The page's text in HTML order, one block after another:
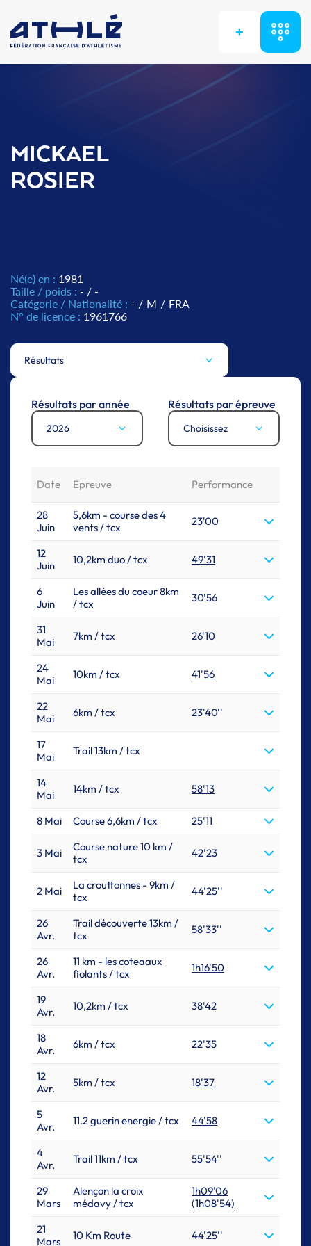
+
MICKAEL
ROSIER
Né(e) en : 1981
Taille / poids : - / -
Catégorie / Nationalité : - / M / FRA
N° de licence : 1961766
Résultats
Résultats par année
2026
Résultats par épreuve
Choisissez
Date Epreuve Performance
28
Juin
5,6km - course des 4
vents / tcx
23'00
12
Juin
10,2km duo / tcx 49'31
6
Juin
Les allées du coeur 8km
/ tcx
30'56
31
Mai
7km / tcx 26'10
24
Mai
10km / tcx 41'56
22
Mai
6km / tcx 23'40''
17
Mai
Trail 13km / tcx
14
Mai
14km / tcx 58'13
8 Mai Course 6,6km / tcx 25'11
3 Mai
Course nature 10 km /
tcx
42'23
2 Mai
La crouttonnes - 9km /
tcx
44'25''
26
Avr.
Trail découverte 13km /
tcx
58'33''
26
Avr.
11 km - les coteaaux
fiolants / tcx
1h16'50
19
Avr.
10,2km / tcx 38'42
18
Avr.
6km / tcx 22'35
12
Avr.
5km / tcx 18'37
5
Avr.
11.2 guerin energie / tcx 44'58
4
Avr.
Trail 11km / tcx 55'54''
29
Mars
Alençon la croix
médavy / tcx
1h09'06
(1h08'54)
21
Mars
10 Km Route 44'25''